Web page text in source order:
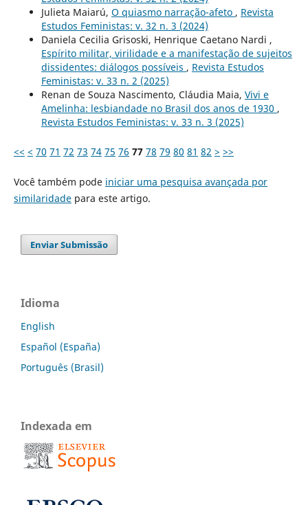
Julieta Maiarú, O quiasmo narração-afeto , Revista
Estudos Feministas: v. 32 n. 3 (2024)
Daniela Cecilia Grisoski, Henrique Caetano Nardi ,
Espírito militar, virilidade e a manifestação de sujeitos
dissidentes: diálogos possíveis , Revista Estudos
Feministas: v. 33 n. 2 (2025)
Renan de Souza Nascimento, Cláudia Maia, Vivi e
Amelinha: lesbiandade no Brasil dos anos de 1930 ,
Revista Estudos Feministas: v. 33 n. 3 (2025)
<< < 70 71 72 73 74 75 76 77 78 79 80 81 82 > >>
Você também pode iniciar uma pesquisa avançada por
similaridadepara este artigo.
Enviar Submissão
Idioma
English
Español (España)
Português (Brasil)
Indexada em